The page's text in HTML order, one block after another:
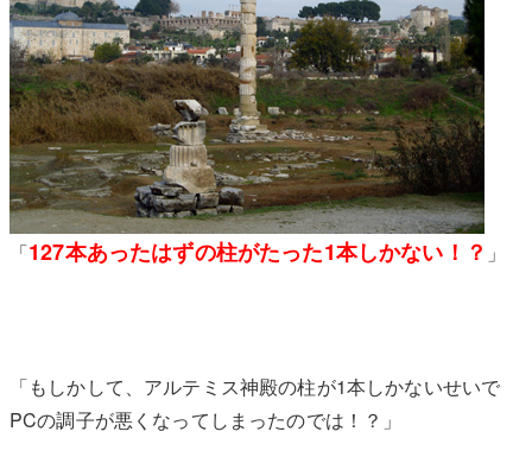
「127本あったはずの柱がたった1本しかない！？ 」
「もしかして、アルテミス神殿の柱が1本しかないせいで
PCの調子が悪くなってしまったのでは！？」